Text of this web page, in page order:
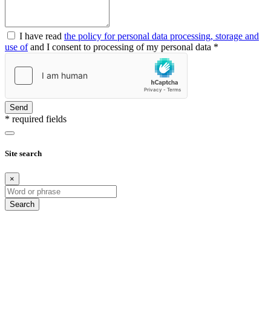
I have read the policy for personal data processing, storage and
use ofand I consent to processing of my personal data *
Send
* required fields
Site search
×
Search